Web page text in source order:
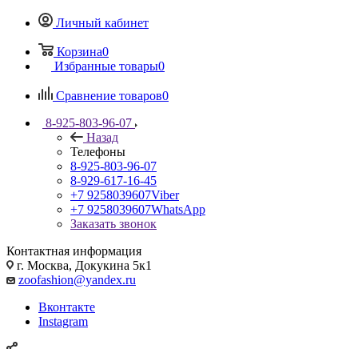
Личный кабинет
Корзина0
Избранные товары0
Сравнение товаров0
8-925-803-96-07
Назад
Телефоны
8-925-803-96-07
8-929-617-16-45
+7 9258039607Viber
+7 9258039607WhatsApp
Заказать звонок
Контактная информация
г. Москва, Докукина 5к1
zoofashion@yandex.ru
Вконтакте
Instagram